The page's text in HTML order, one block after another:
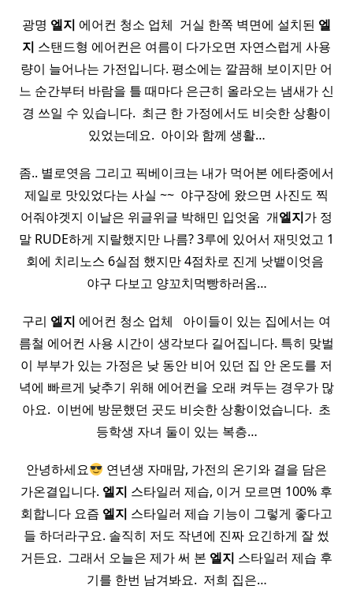
광명 엘지 에어컨 청소 업체 ​ 거실 한쪽 벽면에 설치된 엘
지 스탠드형 에어컨은 여름이 다가오면 자연스럽게 사용
량이 늘어나는 가전입니다. 평소에는 깔끔해 보이지만 어
느 순간부터 바람을 틀 때마다 은근히 올라오는 냄새가 신
경 쓰일 수 있습니다. ​ 최근 한 가정에서도 비슷한 상황이
있었는데요. ​ 아이와 함께 생활…
좀.. 별로엿음 그리고 픽베이크는 내가 먹어본 에타중에서
제일로 맛있었다는 사실 ~~ ​ 야구장에 왔으면 사진도 찍
어줘야겟지 이날은 위글위글 박해민 입엇움 ​ 개엘지가 정
말 RUDE하게 지랄했지만 나름? 3루에 있어서 재밋었고 1
회에 치리노스 6실점 했지만 4점차로 진게 낫뱉이엇음 ​
야구 다보고 양꼬치먹빵하러옴…
구리 엘지 에어컨 청소 업체 ​ ​ 아이들이 있는 집에서는 여
름철 에어컨 사용 시간이 생각보다 길어집니다. 특히 맞벌
이 부부가 있는 가정은 낮 동안 비어 있던 집 안 온도를 저
녁에 빠르게 낮추기 위해 에어컨을 오래 켜두는 경우가 많
아요. ​ 이번에 방문했던 곳도 비슷한 상황이었습니다. ​ 초
등학생 자녀 둘이 있는 복층…
안녕하세요
연년생 자매맘, 가전의 온기와 결을 담은
가온결입니다. 엘지 스타일러 제습, 이거 모르면 100% 후
회합니다 요즘 엘지 스타일러 제습 기능이 그렇게 좋다고
들 하더라구요. 솔직히 저도 작년에 진짜 요긴하게 잘 썼
거든요. ​ 그래서 오늘은 제가 써 본 엘지 스타일러 제습 후
기를 한번 남겨봐요. ​ 저희 집은…